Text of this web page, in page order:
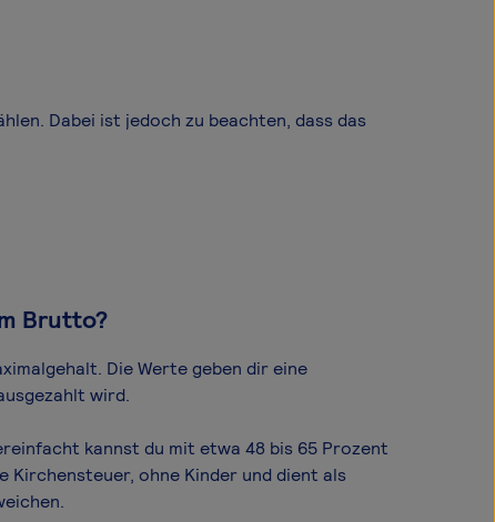
Dabei ist jedoch zu beachten, dass das
Brutto?
Die Werte geben dir eine
wird.
kannst du mit etwa 48 bis 65 Prozent
Kirchensteuer, ohne Kinder und dient als